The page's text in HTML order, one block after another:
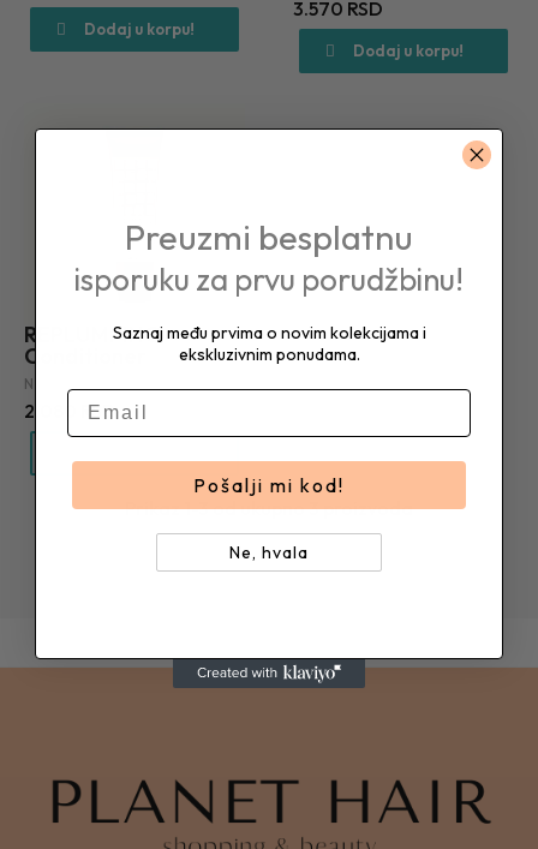
Dodaj u korpu!
3.570 RSD
Dodaj u korpu!
REPLUMPING
Conditioner
NATURALTECH
2.080 RSD
Prikaz 1-3 od ukupno 3 proizvoda
Preuzmi besplatnu
isporuku za prvu porudžbinu!
Saznaj među prvima o novim kolekcijama i
ekskluzivnim ponudama.
E-mail
Pošalji mi kod!
Ne, hvala